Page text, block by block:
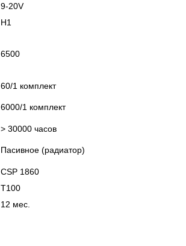
9-20V
H1
6500
60/1 комплект
6000/1 комплект
> 30000 часов
Пасивное (радиатор)
CSP 1860
T100
12 мес.